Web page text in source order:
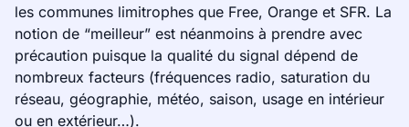
les communes limitrophes que Free, Orange et SFR. La
notion de “meilleur” est néanmoins à prendre avec
précaution puisque la qualité du signal dépend de
nombreux facteurs (fréquences radio, saturation du
réseau, géographie, météo, saison, usage en intérieur
ou en extérieur…).